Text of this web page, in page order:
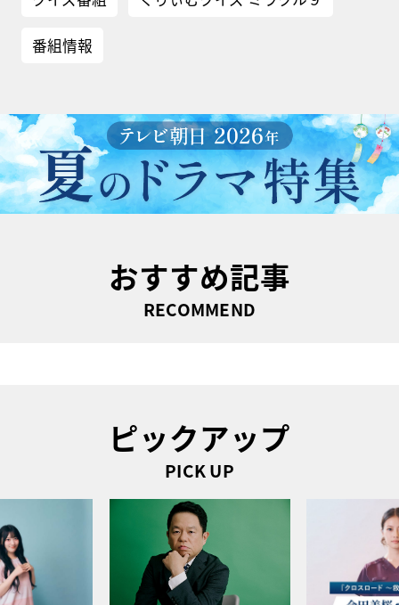
番組情報
おすすめ記事
RECOMMEND
ピックアップ
PICK UP